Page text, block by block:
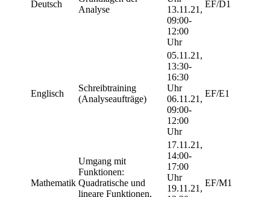
Deutsch
Analyse
13.11.21,
09:00-
12:00
Uhr
EF/D1
Englisch
Schreibtraining
(Analyseaufträge)
05.11.21,
13:30-
16:30
Uhr
06.11.21,
09:00-
12:00
Uhr
EF/E1
Mathematik
Umgang mit
Funktionen:
Quadratische und
lineare Funktionen,
17.11.21,
14:00-
17:00
Uhr
19.11.21,
EF/M1